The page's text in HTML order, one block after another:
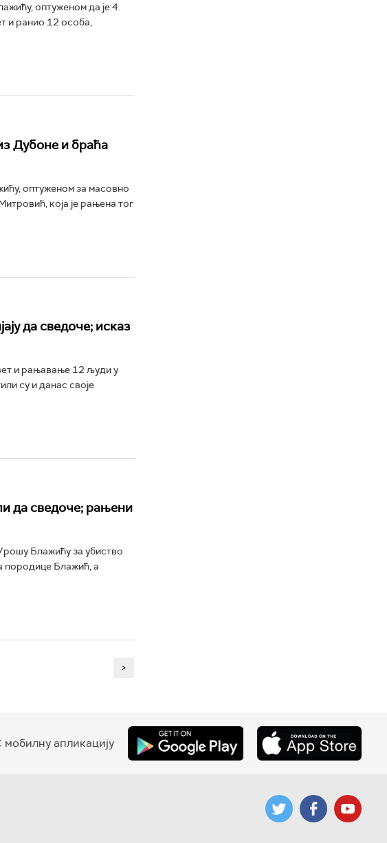
оптуженом да је 4.
и ранио 12 особа,
Дубоне и браћа
оптуженом за масовно
која је рањена тог
да сведоче; исказ
и рањавање 12 људи у
су и данас своје
да сведоче; рањени
Блажићу за убиство
породице Блажић, а
>
апликацију